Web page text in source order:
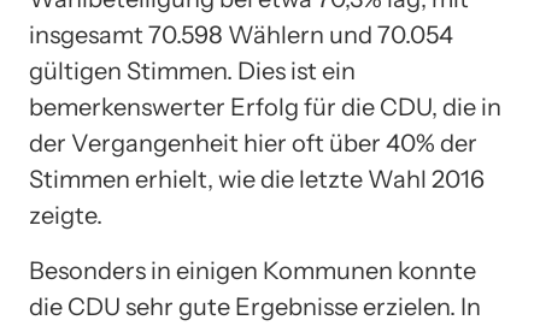
insgesamt 70.598 Wählern und 70.054
gültigen Stimmen. Dies ist ein
bemerkenswerter Erfolg für die CDU, die in
der Vergangenheit hier oft über 40% der
Stimmen erhielt, wie die letzte Wahl 2016
zeigte.
Besonders in einigen Kommunen konnte
die CDU sehr gute Ergebnisse erzielen. In